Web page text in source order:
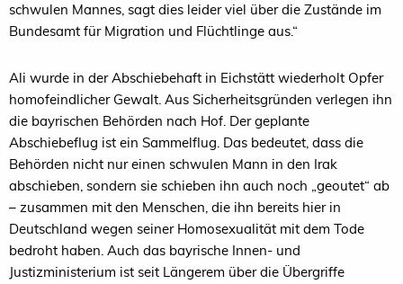
schwulen Mannes, sagt dies leider viel über die Zustände im
Bundesamt für Migration und Flüchtlinge aus.“
Ali wurde in der Abschiebehaft in Eichstätt wiederholt Opfer
homofeindlicher Gewalt. Aus Sicherheitsgründen verlegen ihn
die bayrischen Behörden nach Hof. Der geplante
Abschiebeflug ist ein Sammelflug. Das bedeutet, dass die
Behörden nicht nur einen schwulen Mann in den Irak
abschieben, sondern sie schieben ihn auch noch „geoutet“ ab
– zusammen mit den Menschen, die ihn bereits hier in
Deutschland wegen seiner Homosexualität mit dem Tode
bedroht haben. Auch das bayrische Innen- und
Justizministerium ist seit Längerem über die Übergriffe